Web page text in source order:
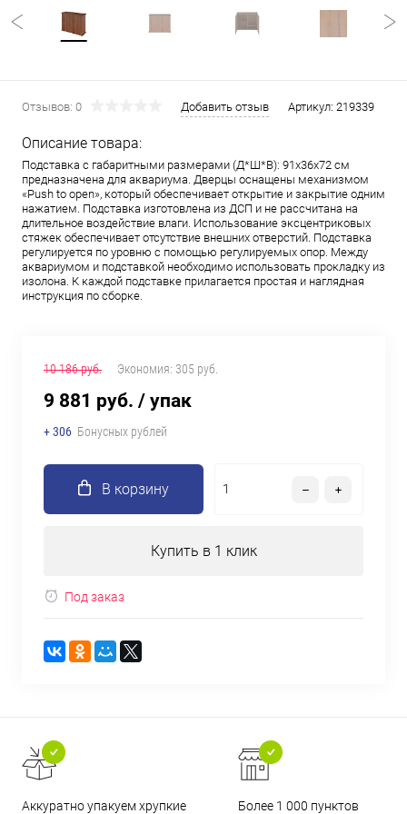
Отзывов: 0 Добавить отзыв Артикул: 219339
Описание товара:
Подставка с габаритными размерами (Д*Ш*В): 91x36x72 см
предназначена для аквариума. Дверцы оснащены механизмом
«Push to open», который обеспечивает открытие и закрытие одним
нажатием. Подставка изготовлена из ДСП и не рассчитана на
длительное воздействие влаги. Использование эксцентриковых
стяжек обеспечивает отсутствие внешних отверстий. Подставка
регулируется по уровню с помощью регулируемых опор. Между
аквариумом и подставкой необходимо использовать прокладку из
изолона. К каждой подставке прилагается простая и наглядная
инструкция по сборке.
10 186 руб. Экономия: 305 руб.
9 881 руб. / упак
+ 306 Бонусных рублей
В корзину
Купить в 1 клик
Под заказ
Аккуратно упакуем хрупкие Более 1 000 пунктов